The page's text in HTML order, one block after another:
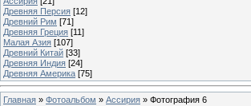
Древняя Персия [12]
Древний Рим [71]
Древняя Греция [11]
Малая Азия [107]
Древний Китай [33]
Древняя Индия [24]
Древняя Америка [75]
Главная » Фотоальбом » Ассирия » Фотография 6